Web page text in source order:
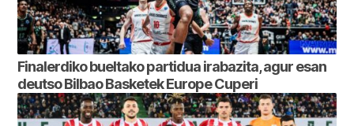
Finalerdiko bueltako partidua irabazita, agur esan
deutso Bilbao Basketek Europe Cuperi